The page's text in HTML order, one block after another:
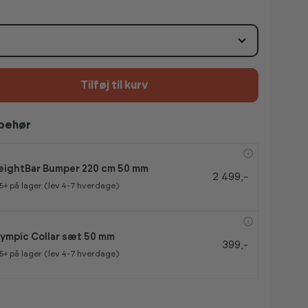
Tilføj til kurv
Bumper 220 cm 50 mm
5+ på lager (lev 4-7 hverdage)
2 499,-
Collar sæt 50 mm
5+ på lager (lev 4-7 hverdage)
399,-